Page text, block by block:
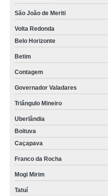
São João de Meriti
Volta Redonda
Belo Horizonte
Betim
Contagem
Governador Valadares
Triângulo Mineiro
Uberlândia
Boituva
Caçapava
Franco da Rocha
Mogi Mirim
Tatuí